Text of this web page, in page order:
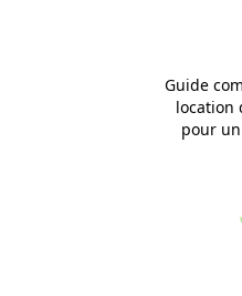
Guide
location
pour